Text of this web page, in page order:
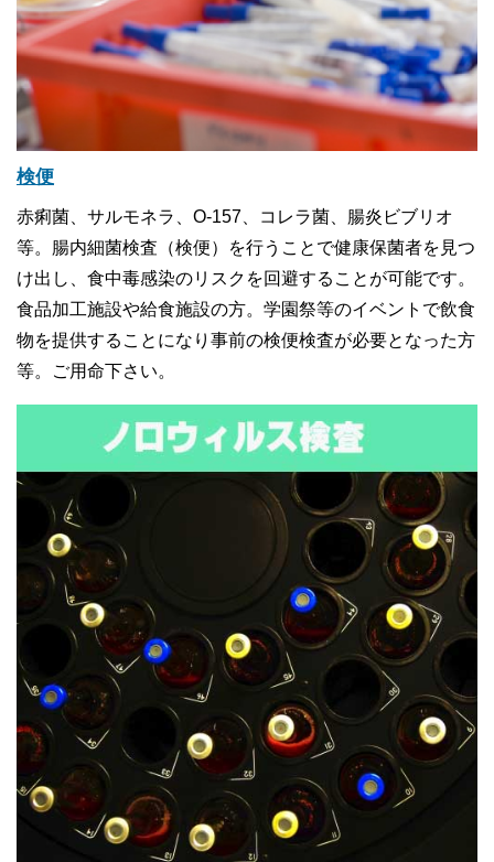
検便
赤痢菌、サルモネラ、O-157、コレラ菌、腸炎ビブリオ
等。腸内細菌検査（検便）を行うことで健康保菌者を見つ
け出し、食中毒感染のリスクを回避することが可能です。
食品加工施設や給食施設の方。学園祭等のイベントで飲食
物を提供することになり事前の検便検査が必要となった方
等。ご用命下さい。